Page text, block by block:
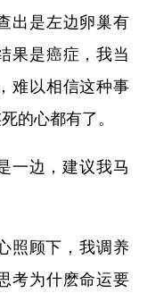
出是左边卵巢有
果是癌症，我当
难以相信这种事
的心都有了。
一边，建议我马
照顾下，我调养
考为什麽命运要